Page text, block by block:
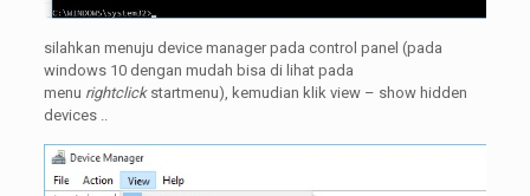
silahkan menuju device manager pada control panel (pada
windows 10 dengan mudah bisa di lihat pada
menu rightclickstartmenu), kemudian klik view – show hidden
devices ..